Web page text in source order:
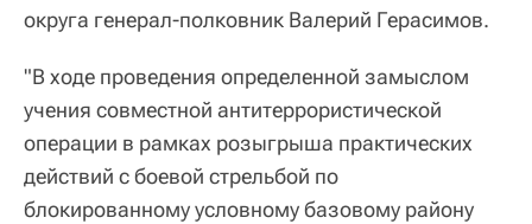
округа генерал-полковник Валерий Герасимов.
"В ходе проведения определенной замыслом
учения совместной антитеррористической
операции в рамках розыгрыша практических
действий с боевой стрельбой по
блокированному условному базовому району